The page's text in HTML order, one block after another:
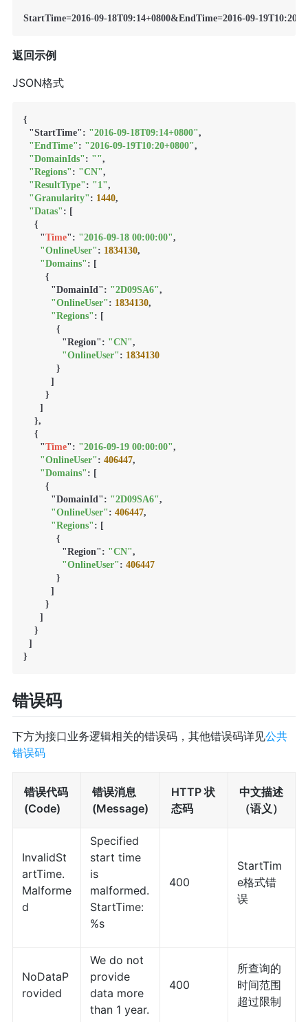
StartTime=2016-09-18T09:14+0800&EndTime=2016-09-
返回示例
JSON格式
{
  "StartTime":
"2016-09-18T09:14+0800",
"EndTime": "2016-09-19T10:20+0800",
"DomainIds": "",
"Regions": "CN",
"ResultType": "1",
"Granularity": 1440,
"Datas": [
    {
      "
Time": "2016-09-18 00:00:00",
"OnlineUser": 1834130,
"Domains": [
        {
          "DomainId":
"2D09SA6",
"OnlineUser": 1834130,
"Regions": [
            {
              "Region":
"CN",
"OnlineUser": 1834130
            }
          ]
        }
      ]
    },
    {
      "
Time": "2016-09-19 00:00:00",
"OnlineUser": 406447,
"Domains": [
        {
          "DomainId":
"2D09SA6",
"OnlineUser": 406447,
"Regions": [
            {
              "Region":
"CN",
"OnlineUser": 406447
            }
          ]
        }
      ]
    }
  ]
}
错误码
下方为接口业务逻辑相关的错误码，其他错误码详见公共
错误码
错误代码
(Code)
错误消息
(Message)
HTTP 状
态码
中文描述
（语义）
InvalidSt
artTime.
Malforme
d
Specified
start time
is
malformed.
StartTime:
%s
400
StartTim
e格式错
误
NoDataP
rovided
We do not
provide
data more
than 1 year.
400
所查询的
时间范围
超过限制